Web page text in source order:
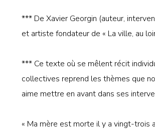
*** De Xavier Georgin (auteur,
et artiste fondateur de « La ville, au
*** Ce texte où se mêlent récit
collectives reprend les thèmes que
aime mettre en avant dans ses
« Ma mère est morte il y a vingt-trois